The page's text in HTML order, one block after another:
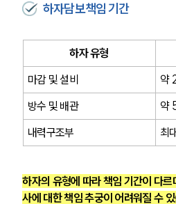
하자담보책임 기간
하자 유형
마감 및 설비
약
방수 및 배관
약
내력구조부
최
하자의 유형에 따라 책임 기간이 다
사에 대한 책임 추궁이 어려워질 수